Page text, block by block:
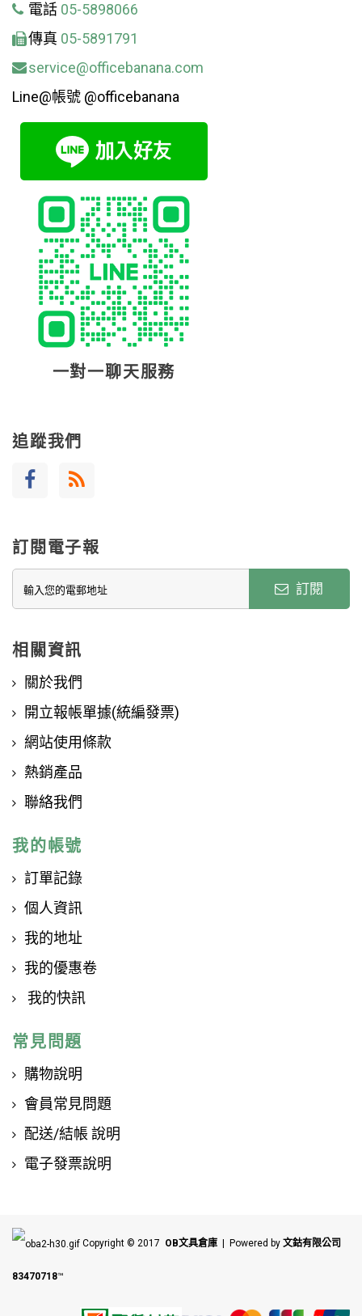
電話 05-5898066
傳真 05-5891791
service@officebanana.com
Line@帳號 @officebanana
一對一聊天服務
追蹤我們
訂閱電子報
訂閱
相關資訊
關於我們
開立報帳單據(統編發票)
網站使用條款
熱銷產品
聯絡我們
我的帳號
訂單記錄
個人資訊
我的地址
我的優惠卷
我的快訊
常見問題
購物說明
會員常見問題
配送/結帳 說明
電子發票說明
Copyright © 2017 OB文具倉庫 | Powered by 文鈷有限公司
83470718™